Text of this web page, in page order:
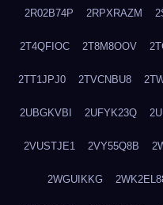
2R02B74P 2RPXRAZM
2T4QFIOC 2T8M8OOV
2TT1JPJ0 2TVCNBU8
2UBGKVBI 2UFYK23Q
2VUSTJE1 2VY55Q8B
2WGUIKKG